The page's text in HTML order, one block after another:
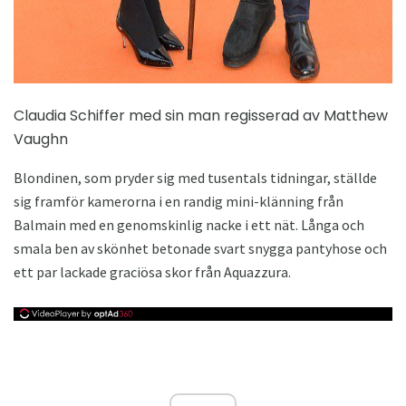
Claudia Schiffer med sin man regisserad av Matthew
Vaughn
Blondinen, som pryder sig med tusentals tidningar, ställde
sig framför kamerorna i en randig mini-klänning från
Balmain med en genomskinlig nacke i ett nät. Långa och
smala ben av skönhet betonade svart snygga pantyhose och
ett par lackade graciösa skor från Aquazzura.